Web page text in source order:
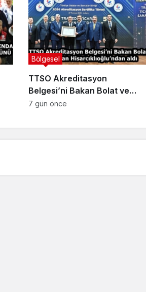
TTSO Akreditasyon
Belgesi’ni Bakan Bolat ve
Başkan Hisarcıklıoğlu’ndan
Bölgesel
7 gün önce